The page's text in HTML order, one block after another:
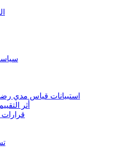
استبيانات قياس مدي
أثر
قرارات